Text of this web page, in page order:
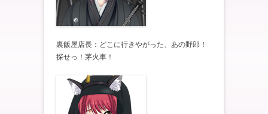
裏飯屋店長：どこに行きやがった、あの野郎！
探せっ！茅火車！